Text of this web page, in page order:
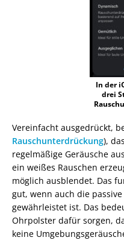
In der
drei
Vereinfacht ausgedrückt,
Rauschunterdrückung),
regelmäßige Geräusche
ein weißes Rauschen
möglich ausblendet. Das
gut, wenn auch die
gewährleistet ist. Das
Ohrpolster dafür sorgen,
keine